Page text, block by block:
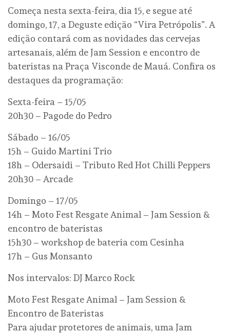
Começa nesta sexta-feira, dia 15, e segue até
domingo, 17, a Deguste edição “Vira Petrópolis”. A
edição contará com as novidades das cervejas
artesanais, além de Jam Session e encontro de
bateristas na Praça Visconde de Mauá. Confira os
destaques da programação:
Sexta-feira – 15/05
20h30 – Pagode do Pedro
Sábado – 16/05
15h – Guido Martini Trio
18h – Odersaidi – Tributo Red Hot Chilli Peppers
20h30 – Arcade
Domingo – 17/05
14h – Moto Fest Resgate Animal – Jam Session &
encontro de bateristas
15h30 – workshop de bateria com Cesinha
17h – Gus Monsanto
Nos intervalos: DJ Marco Rock
Moto Fest Resgate Animal – Jam Session &
Encontro de Bateristas
Para ajudar protetores de animais, uma Jam